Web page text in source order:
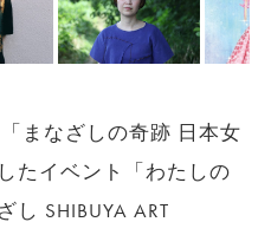
まなざしの奇跡 日本女
たイベント「わたしの
SHIBUYA ART